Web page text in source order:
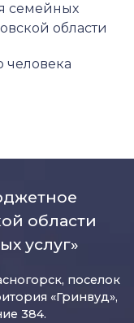
семейных
области
человека
области
услуг»
поселок
«Гринвуд»,
384.